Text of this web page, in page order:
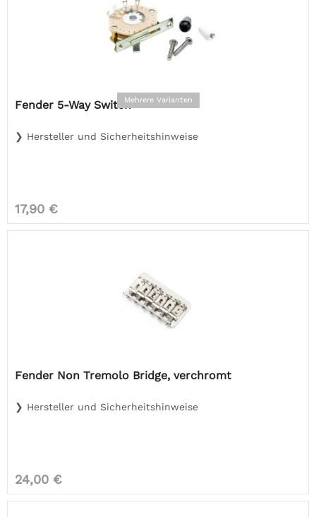
Mehrere Varianten
Fender 5-Way Switch
❯ Hersteller und Sicherheitshinweise
17,90 €
Fender Non Tremolo Bridge, verchromt
❯ Hersteller und Sicherheitshinweise
24,00 €